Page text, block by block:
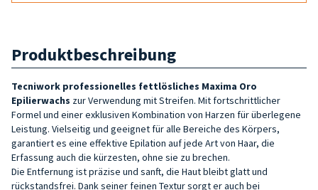
Produktbeschreibung
Tecniwork professionelles fettlösliches Maxima Oro
Epilierwachs zur Verwendung mit Streifen. Mit fortschrittlicher
Formel und einer exklusiven Kombination von Harzen für überlegene
Leistung. Vielseitig und geeignet für alle Bereiche des Körpers,
garantiert es eine effektive Epilation auf jede Art von Haar, die
Erfassung auch die kürzesten, ohne sie zu brechen.
Die Entfernung ist präzise und sanft, die Haut bleibt glatt und
rückstandsfrei. Dank seiner feinen Textur sorgt er auch bei